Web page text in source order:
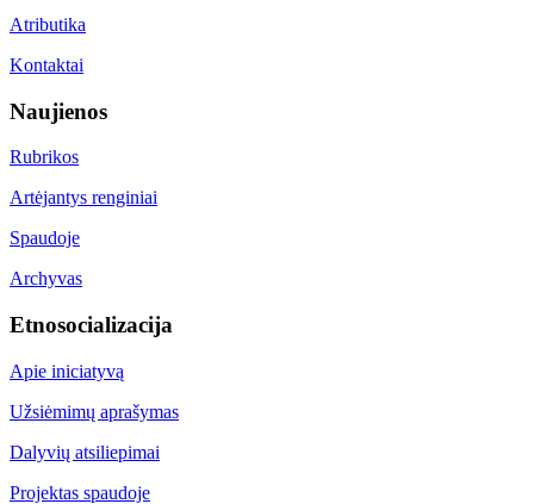
Atributika
Kontaktai
Naujienos
Rubrikos
Artėjantys renginiai
Spaudoje
Archyvas
Etnosocializacija
Apie iniciatyvą
Užsiėmimų aprašymas
Dalyvių atsiliepimai
Projektas spaudoje